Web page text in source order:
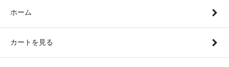
ホーム
カートを見る